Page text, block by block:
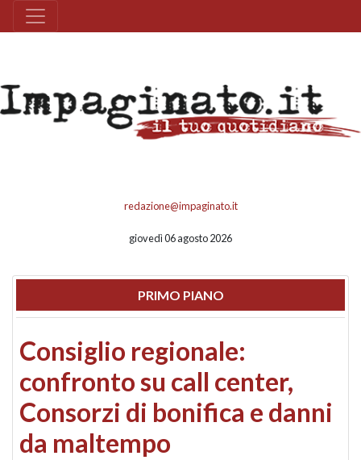
redazione@impaginato.it
giovedì 06 agosto 2026
PRIMO PIANO
Consiglio regionale:
confronto su call center,
Consorzi di bonifica e danni
da maltempo